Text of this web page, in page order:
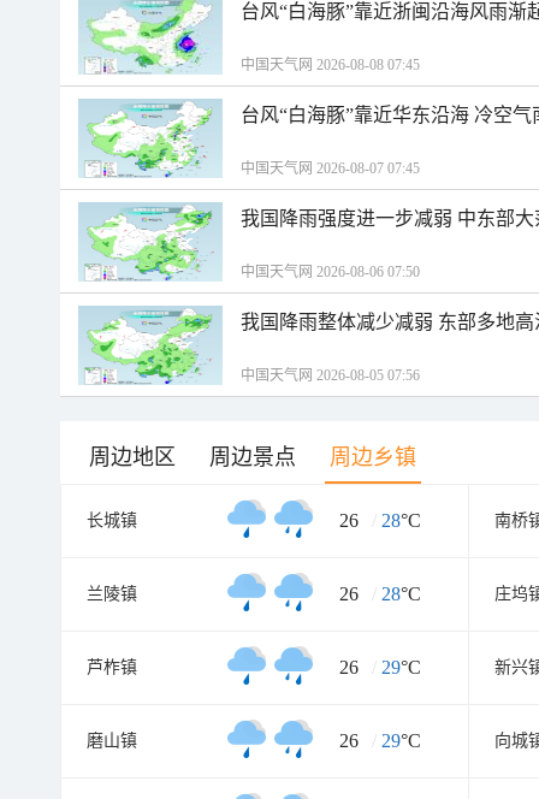
台风“白海豚”靠近浙闽沿海风雨渐
中国天气网 2026-08-08 07:45
台风“白海豚”靠近华东沿海 冷空
中国天气网 2026-08-07 07:45
我国降雨强度进一步减弱 中东部
中国天气网 2026-08-06 07:50
我国降雨整体减少减弱 东部多地
中国天气网 2026-08-05 07:56
周边地区 周边景点 周边乡镇
长城镇 26 / 28°C 南桥
兰陵镇 26 / 28°C 庄坞
芦柞镇 26 / 29°C 新兴
磨山镇 26 / 29°C 向城